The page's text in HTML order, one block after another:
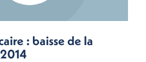
: baisse de la